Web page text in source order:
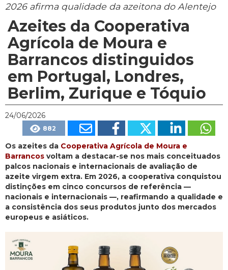
2026 afirma qualidade da azeitona do Alentejo
Azeites da Cooperativa
Agrícola de Moura e
Barrancos distinguidos
em Portugal, Londres,
Berlim, Zurique e Tóquio
24/06/2026
882
Os azeites da Cooperativa Agrícola de Moura e
Barrancos voltam a destacar-se nos mais conceituados
palcos nacionais e internacionais de avaliação de
azeite virgem extra. Em 2026, a cooperativa conquistou
distinções em cinco concursos de referência —
nacionais e internacionais —, reafirmando a qualidade e
a consistência dos seus produtos junto dos mercados
europeus e asiáticos.